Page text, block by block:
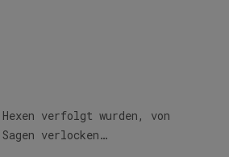
verfolgt wurden, von
verlocken…